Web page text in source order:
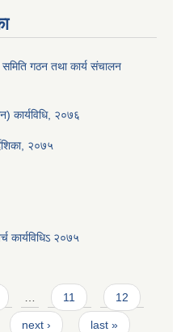
समिति गठन तथा कार्य संचालन
कार्यविधि, २०७६
२०७५
कार्यविधिऽ २०७५
11 12
next › last »